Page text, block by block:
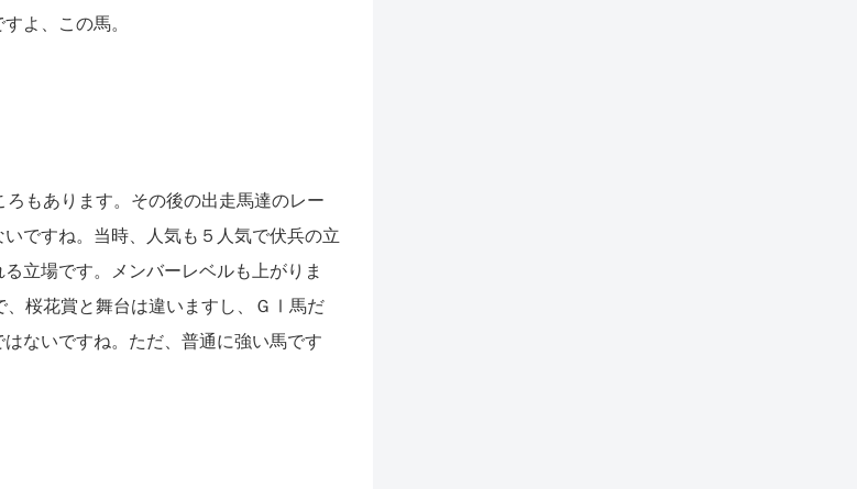
よ、この馬。
もあります。その後の出走馬達のレー
ですね。当時、人気も５人気で伏兵の立
立場です。メンバーレベルも上がりま
、桜花賞と舞台は違いますし、ＧⅠ馬だ
ないですね。ただ、普通に強い馬です